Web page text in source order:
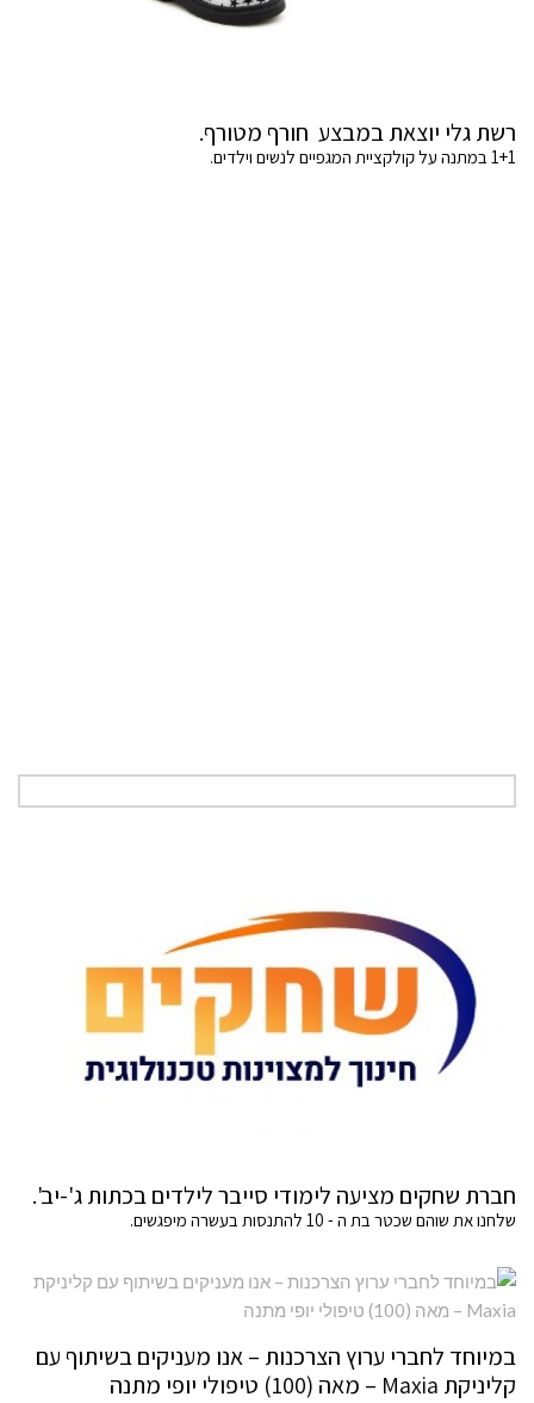
רשת גלי יוצאת במבצע חורף מטורף.
1+1 במתנה על קולקציית המגפיים לנשים וילדים.
חברת שחקים מציעה לימודי סייבר לילדים בכתות ג'-יב'.
שלחנו את שוהם שכטר בת ה - 10 להתנסות בעשרה מיפגשים.
במיוחד לחברי ערוץ הצרכנות – אנו מעניקים בשיתוף עם
קליניקת Maxia – מאה (100) טיפולי יופי מתנה